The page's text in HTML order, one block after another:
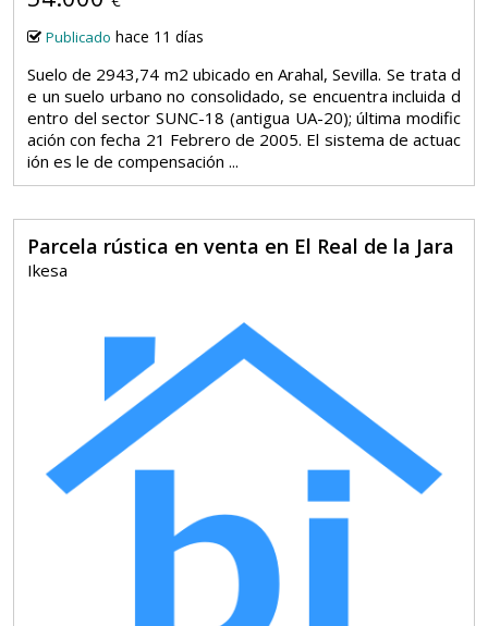
Publicado hace 11 días
Suelo de 2943,74 m2 ubicado en Arahal, Sevilla. Se trata d
e un suelo urbano no consolidado, se encuentra incluida d
entro del sector SUNC-18 (antigua UA-20); última modific
ación con fecha 21 Febrero de 2005. El sistema de actuac
ión es le de compensación ...
Parcela rústica en venta en El Real de la Jara
Ikesa